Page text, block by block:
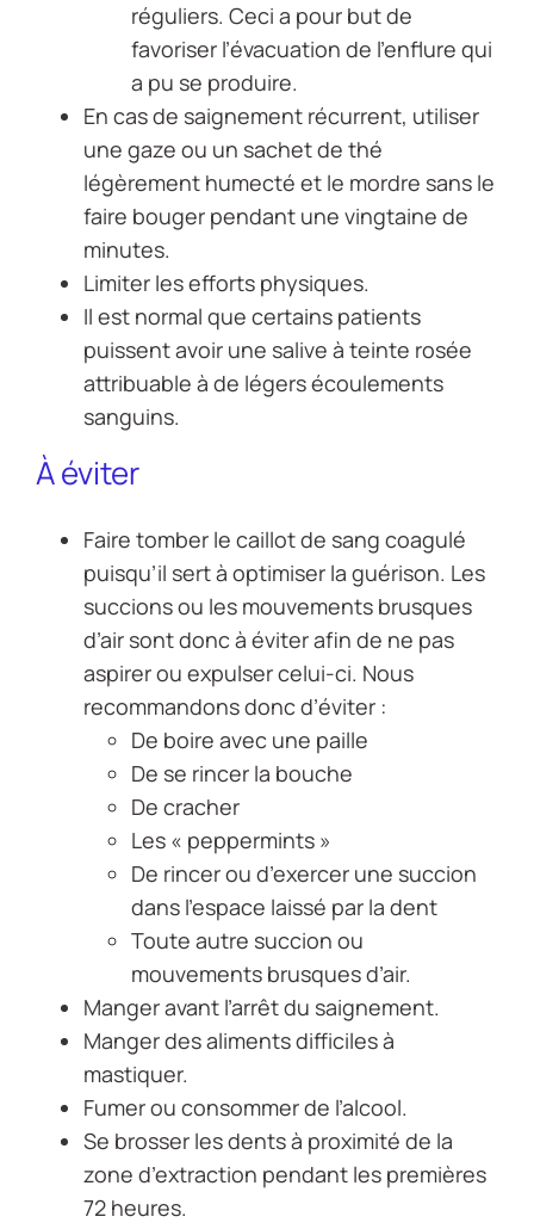
réguliers. Ceci a pour but de
favoriser l’évacuation de l’enflure qui
a pu se produire.
En cas de saignement récurrent, utiliser
une gaze ou un sachet de thé
légèrement humecté et le mordre sans le
faire bouger pendant une vingtaine de
minutes.
Limiter les efforts physiques.
Il est normal que certains patients
puissent avoir une salive à teinte rosée
attribuable à de légers écoulements
sanguins.
À éviter
Faire tomber le caillot de sang coagulé
puisqu’il sert à optimiser la guérison. Les
succions ou les mouvements brusques
d’air sont donc à éviter afin de ne pas
aspirer ou expulser celui-ci. Nous
recommandons donc d’éviter :
De boire avec une paille
De se rincer la bouche
De cracher
Les « peppermints »
De rincer ou d’exercer une succion
dans l’espace laissé par la dent
Toute autre succion ou
mouvements brusques d’air.
Manger avant l’arrêt du saignement.
Manger des aliments difficiles à
mastiquer.
Fumer ou consommer de l’alcool.
Se brosser les dents à proximité de la
zone d’extraction pendant les premières
72 heures.